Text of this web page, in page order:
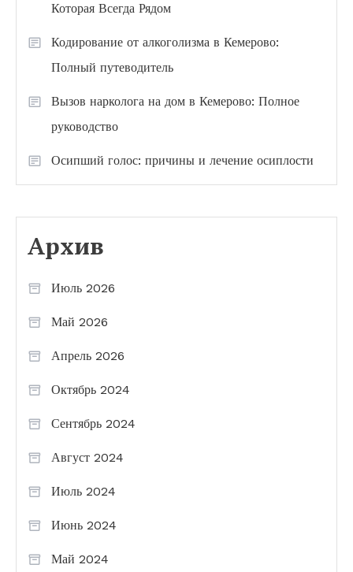
Которая Всегда Рядом
Кодирование от алкоголизма в Кемерово:
Полный путеводитель
Вызов нарколога на дом в Кемерово: Полное
руководство
Осипший голос: причины и лечение осиплости
Архив
Июль 2026
Май 2026
Апрель 2026
Октябрь 2024
Сентябрь 2024
Август 2024
Июль 2024
Июнь 2024
Май 2024